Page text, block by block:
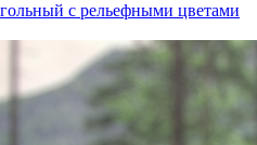
с рельефными цветами